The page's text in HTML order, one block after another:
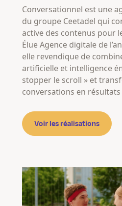
Conversationnel est une
du groupe Ceetadel qui
active des contenus pour
Élue Agence digitale de
elle revendique de
artificielle et intelligence
stopper le scroll » et
conversations en
Voir les réalisations